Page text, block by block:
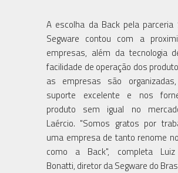
A escolha da Back pela parceria
Segware contou com a
empresas, além da tecnologia
facilidade de operação dos
as empresas são
suporte excelente e nos
produto sem igual no
Laércio. "Somos gratos por
uma empresa de tanto renome
como a Back", completa Luiz
Bonatti, diretor da Segware do